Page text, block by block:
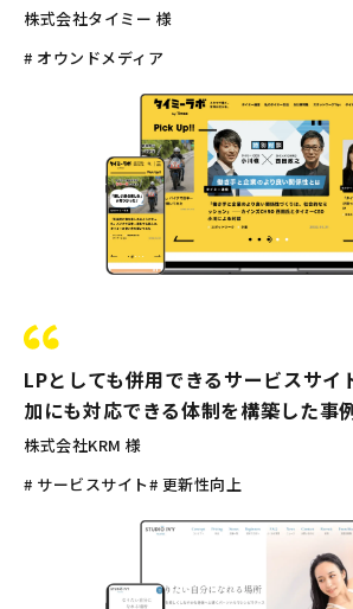
株式会社タイミー 様
# オウンドメディア
LPとしても併用できるサービスサイ
加にも対応できる体制を構築した事
株式会社KRM 様
# サービスサイト# 更新性向上